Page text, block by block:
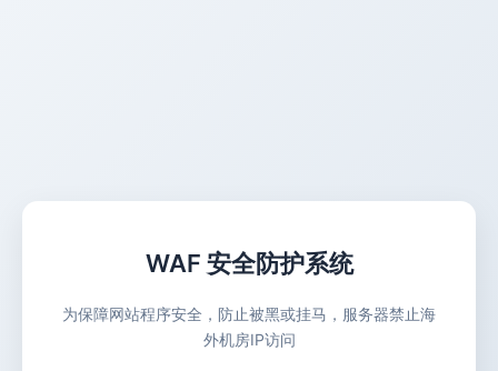
WAF 安全防护系统
为保障网站程序安全，防止被黑或挂马，服务器禁止海
外机房IP访问